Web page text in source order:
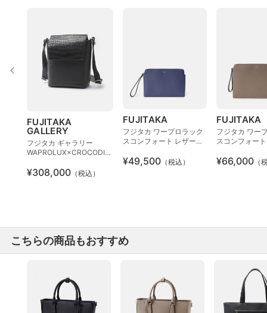
FUJITAKA
GALLERY
フジタカ ギャラリー
WAPROLUX×CROCODILE
¥308,000 （税込）
FUJITAKA
フジタカ ワープロラック
スコンフォート レザーク
¥49,500 （税込）
FUJITAKA
フジタカ ワー
スコンフォー
¥66,000 （
こちらの商品もおすすめ